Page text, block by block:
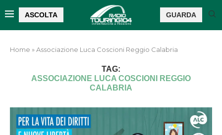
ASCOLTA GUARDA
Home »Associazione Luca Coscioni Reggio Calabria
TAG:
ASSOCIAZIONE LUCA COSCIONI REGGIO
CALABRIA